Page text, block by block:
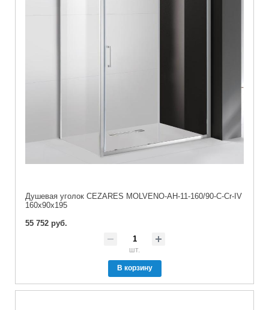
Душевая уголок CEZARES MOLVENO-AH-11-160/90-C-Cr-IV
160x90x195
55 752 руб.
шт.
В корзину